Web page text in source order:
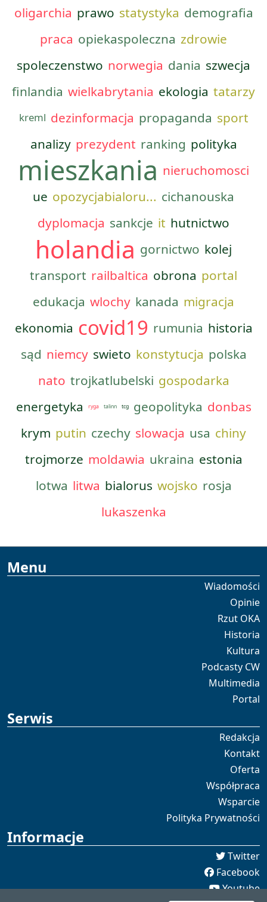
oligarchia prawo statystyka demografia
praca opiekaspoleczna zdrowie
spoleczenstwo norwegia dania szwecja
finlandia wielkabrytania ekologia tatarzy
kreml dezinformacja propaganda sport
analizy prezydent ranking polityka
mieszkania nieruchomosci
ue opozycjabialoru... cichanouska
dyplomacja sankcje it hutnictwo
holandia gornictwo kolej
transport railbaltica obrona portal
edukacja wlochy kanada migracja
ekonomia covid19 rumunia historia
sąd niemcy swieto konstytucja polska
nato trojkatlubelski gospodarka
energetyka
ryga talinn tcg geopolityka donbas
krym putin czechy slowacja usa chiny
trojmorze moldawia ukraina estonia
lotwa litwa bialorus wojsko rosja
lukaszenka
Menu
Wiadomości
Opinie
Rzut OKA
Historia
Kultura
Podcasty CW
Multimedia
Portal
Serwis
Redakcja
Kontakt
Oferta
Współpraca
Wsparcie
Polityka Prywatności
Informacje
Twitter
Facebook
Youtube